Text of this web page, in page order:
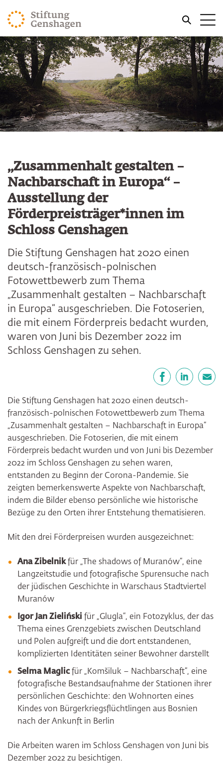
ZUM HAUPTINHALT SPRINGEN
ZUR SUCHE SPRINGEN
„Zusammenhalt gestalten –
Nachbarschaft in Europa“ –
Ausstellung der
Förderpreisträger*innen im
Schloss Genshagen
Die Stiftung Genshagen hat 2020 einen
deutsch-französisch-polnischen
Fotowettbewerb zum Thema
„Zusammenhalt gestalten – Nachbarschaft
in Europa“ ausgeschrieben. Die Fotoserien,
die mit einem Förderpreis bedacht wurden,
waren von Juni bis Dezember 2022 im
Schloss Genshagen zu sehen.
Die Stiftung Genshagen hat 2020 einen deutsch-
französisch-polnischen Fotowettbewerb zum Thema
„Zusammenhalt gestalten – Nachbarschaft in Europa“
ausgeschrieben. Die Fotoserien, die mit einem
Förderpreis bedacht wurden und von Juni bis Dezember
2022 im Schloss Genshagen zu sehen waren,
entstanden zu Beginn der Corona-Pandemie. Sie
zeigten bemerkenswerte Aspekte von Nachbarschaft,
indem die Bilder ebenso persönliche wie historische
Bezüge zu den Orten ihrer Entstehung thematisieren.
Mit den drei Förderpreisen wurden ausgezeichnet:
Ana Zibelnikfür „The shadows of Muranów“, eine
Langzeitstudie und fotografische Spurensuche nach
der jüdischen Geschichte in Warschaus Stadtviertel
Muranów
Igor Jan Zieliński für „Glugla“, ein Fotozyklus, der das
Thema eines Grenzgebiets zwischen Deutschland
und Polen aufgreift und die dort entstandenen,
komplizierten Identitäten seiner Bewohner darstellt
Selma Maglicfür „Komšiluk – Nachbarschaft“, eine
fotografische Bestandsaufnahme der Stationen ihrer
persönlichen Geschichte: den Wohnorten eines
Kindes von Bürgerkriegsflüchtlingen aus Bosnien
nach der Ankunft in Berlin
Die Arbeiten waren im Schloss Genshagen von Juni bis
Dezember 2022 zu besichtigen.